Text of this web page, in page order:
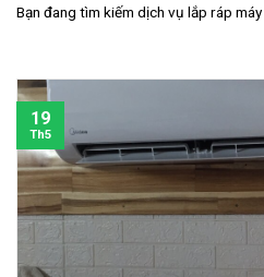
Bạn đang tìm kiếm dịch vụ lắp ráp máy
19
Th5